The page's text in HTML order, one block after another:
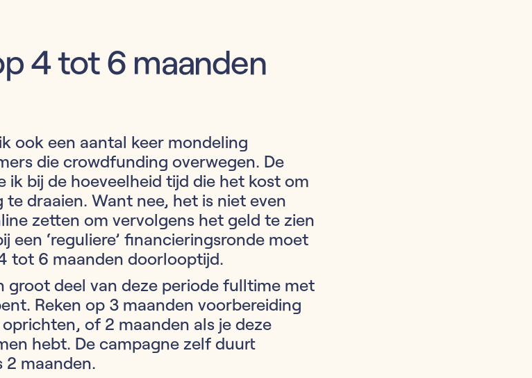
4 tot 6 maanden
ook een aantal keer mondeling
die crowdfunding overwegen. De
ik bij de hoeveelheid tijd die het kost om
draaien. Want nee, het is niet even
zetten om vervolgens het geld te zien
een ‘reguliere’ financieringsronde moet
tot 6 maanden doorlooptijd.
groot deel van deze periode fulltime met
Reken op 3 maanden voorbereiding
of 2 maanden als je deze
hebt. De campagne zelf duurt
2 maanden.